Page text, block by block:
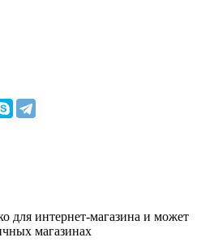
для интернет-магазина и может
магазинах